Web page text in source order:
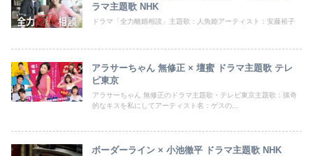
ラマ主題歌 NHK
ドラマ「全力離婚相談」主題歌：人魚姫アーティスト：安藤裕子
アラサーちゃん 無修正 × 壇蜜 ドラマ主題歌 テレ
ビ東京
アラサーちゃん 無修正のドラマ主題歌・テレビ東京主題歌：猟奇
的なキスを私にしてアーティスト名：ゲスの...
ボーダーライン × 小池徹平 ドラマ主題歌 NHK